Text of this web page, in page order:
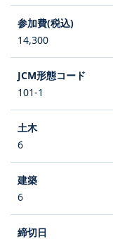
14,300
101-1
6
6